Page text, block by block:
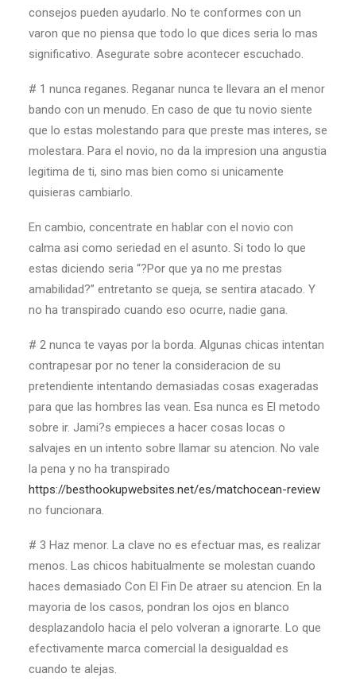
consejos pueden ayudarlo. No te conformes con un
varon que no piensa que todo lo que dices seri­a lo mas
significativo. Asegurate sobre acontecer escuchado.
# 1 nunca reganes. Reganar nunca te llevara an el menor
bando con un menudo. En caso de que tu novio siente
que lo estas molestando para que preste mas interes, se
molestara. Para el novio, no da la impresion una angustia
legitima de ti, sino mas bien como si unicamente
quisieras cambiarlo.
En cambio, concentrate en hablar con el novio con
calma asi­ como seriedad en el asunto. Si todo lo que
estas diciendo seri­a “?Por que ya no me prestas
amabilidad?” entretanto se queja, se sentira atacado. Y
no ha transpirado cuando eso ocurre, nadie gana.
# 2 nunca te vayas por la borda. Algunas chicas intentan
contrapesar por no tener la consideracion de su
pretendiente intentando demasiadas cosas exageradas
para que las hombres las vean. Esa nunca es El metodo
sobre ir. Jami?s empieces a hacer cosas locas o
salvajes en un intento sobre llamar su atencion. No vale
la pena y no ha transpirado
https://besthookupwebsites.net/es/matchocean-review
no funcionara.
# 3 Haz menor. La clave no es efectuar mas, es realizar
menos. Las chicos habitualmente se molestan cuando
haces demasiado Con El Fin De atraer su atencion. En la
mayoria de los casos, pondran los ojos en blanco
desplazandolo hacia el pelo volveran a ignorarte. Lo que
efectivamente marca comercial la desigualdad es
cuando te alejas.